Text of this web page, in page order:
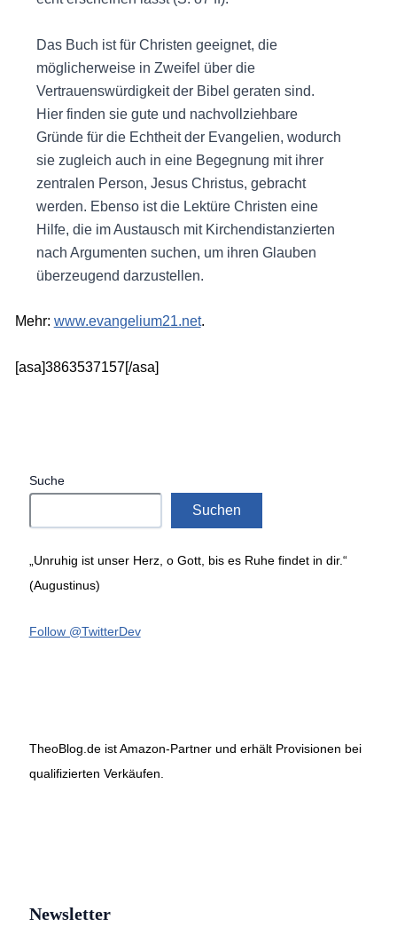
Das Buch ist für Christen geeignet, die
möglicherweise in Zweifel über die
Vertrauenswürdigkeit der Bibel geraten sind.
Hier finden sie gute und nachvollziehbare
Gründe für die Echtheit der Evangelien, wodurch
sie zugleich auch in eine Begegnung mit ihrer
zentralen Person, Jesus Christus, gebracht
werden. Ebenso ist die Lektüre Christen eine
Hilfe, die im Austausch mit Kirchendistanzierten
nach Argumenten suchen, um ihren Glauben
überzeugend darzustellen.
Mehr: www.evangelium21.net.
[asa]3863537157[/asa]
Suche
Suchen
„Unruhig ist unser Herz, o Gott, bis es Ruhe findet in dir.“
(Augustinus)
Follow @TwitterDev
TheoBlog.de ist Amazon-Partner und erhält Provisionen bei
qualifizierten Verkäufen.
Newsletter